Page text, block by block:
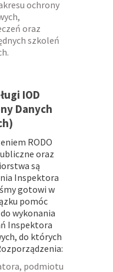
ochrony
oraz
szkoleń
IOD
Danych
RODO
oraz
są
Inspektora
gotowi w
pomóc
wykonania
Inspektora
do których
podmiotu